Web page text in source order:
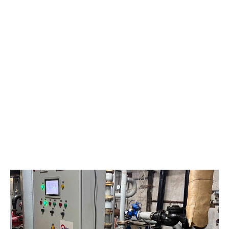
Роман Анденко, начальник ЦДНГ-7. Для работников
месторождения организовано трёхразовое питание. Рацион
формируется с учётом особенностей труда в условиях
нефтедобычи, а меню регулярно обновляется. Помимо
ежедневных блюд, здесь проводят тематические кулинарные
дни. Сотрудники уже оценили преимущества нового объекта.
«Я работаю здесь больше трёх лет. Новое здание очень